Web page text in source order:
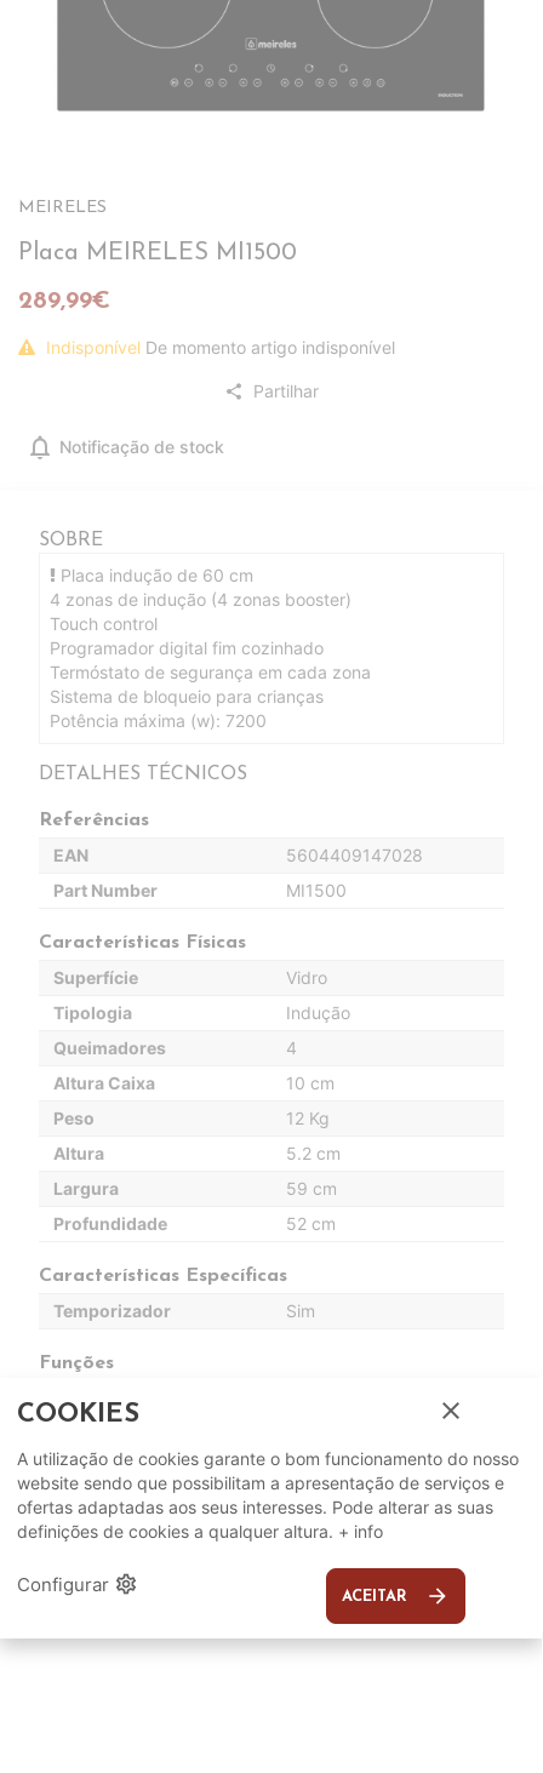
MEIRELES
Placa MEIRELES MI1500
289,99€
Indisponível De momento artigo indisponível
share Partilhar
notifications Notificação de stock
SOBRE
Placa indução de 60 cm
4 zonas de indução (4 zonas booster)
Touch control
Programador digital fim cozinhado
Termóstato de segurança em cada zona
Sistema de bloqueio para crianças
Potência máxima (w): 7200
DETALHES TÉCNICOS
Referências
EAN
5604409147028
Part Number
MI1500
Características Físicas
Superfície
Vidro
Tipologia
Indução
Queimadores
4
Altura Caixa
10 cm
Peso
12 Kg
Altura
5.2 cm
Largura
59 cm
Profundidade
52 cm
Características Específicas
Temporizador Sim
Funções
Queimador Wok
Zona Combinada
Não Aplicável
Acessórios
COOKIES close
A utilização de cookies garante o bom funcionamento do nosso
website sendo que possibilitam a apresentação de serviços e
ofertas adaptadas aos seus interesses. Pode alterar as suas
definições de cookies a qualquer altura. + info
Configurar settings ACEITAR arrow_forward